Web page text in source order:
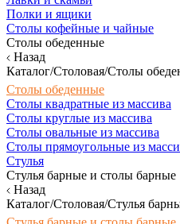
Полки и ящики
Столы кофейные и чайные
Столы обеденные
Назад
Каталог/Столовая/Столы
Столы обеденные
Столы квадратные из массива
Столы круглые из массива
Столы овальные из массива
Столы прямоугольные из
Стулья
Стулья барные и столы барные
Назад
Каталог/Столовая/Стулья